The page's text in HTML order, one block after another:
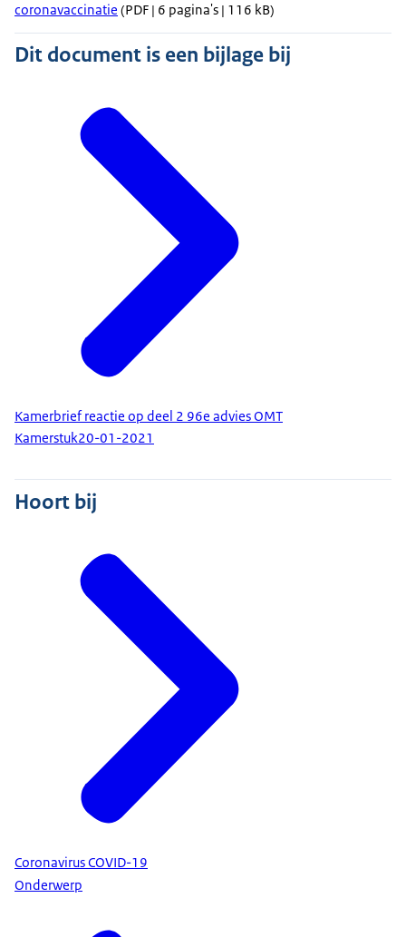
coronavaccinatie (PDF | 6 pagina's | 116 kB)
Dit document is een bijlage bij
Kamerbrief reactie op deel 2 96e advies OMT
Kamerstuk20-01-2021
Hoort bij
Coronavirus COVID-19
Onderwerp